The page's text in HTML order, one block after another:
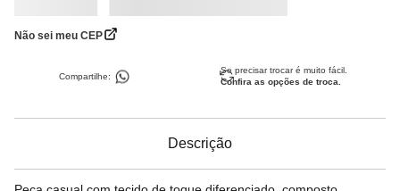
Não sei meu CEP
Compartilhe:
Se precisar trocar é muito fácil.
Confira as opções de troca.
Descrição